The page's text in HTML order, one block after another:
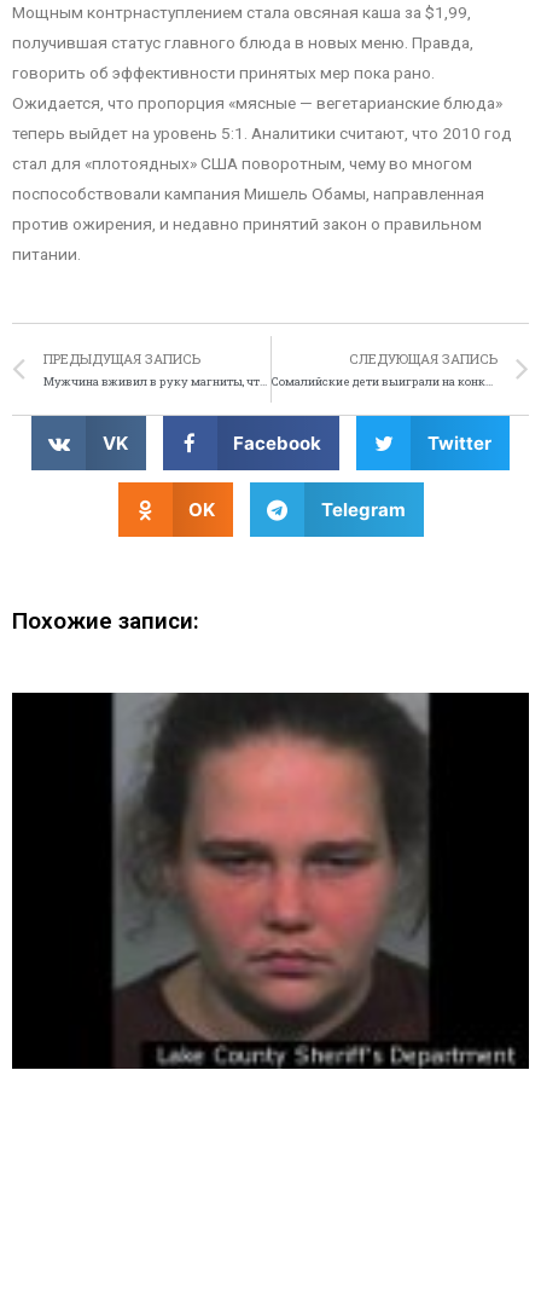
Мощным контрнаступлением стала овсяная каша за $1,99,
получившая статус главного блюда в новых меню. Правда,
говорить об эффективности принятых мер пока рано.
Ожидается, что пропорция «мясные — вегетарианские блюда»
теперь выйдет на уровень 5:1. Аналитики считают, что 2010 год
стал для «плотоядных» США поворотным, чему во многом
поспособствовали кампания Мишель Обамы, направленная
против ожирения, и недавно принятий закон о правильном
питании.
ПРЕДЫДУЩАЯ ЗАПИСЬ
Мужчина вживил в руку магниты, чтобы носить на ней плеер
СЛЕДУЮЩАЯ ЗАПИСЬ
Сомалийские дети выиграли на конкурсе оружие
VK Facebook Twitter
OK Telegram
Похожие записи: